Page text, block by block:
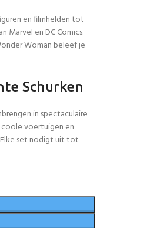
en filmhelden tot
Marvel en DC Comics.
Woman beleef je
Schurken
in spectaculaire
coole voertuigen en
Elke set nodigt uit tot